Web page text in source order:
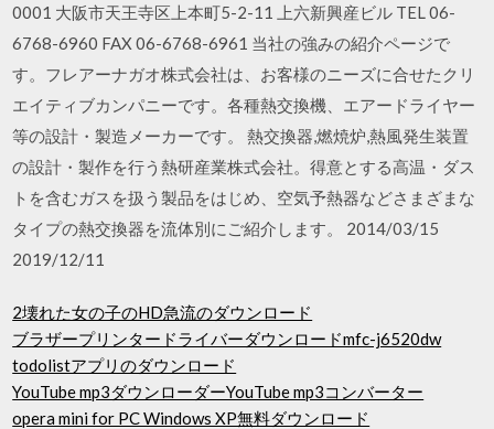
0001 大阪市天王寺区上本町5-2-11 上六新興産ビル TEL 06-
6768-6960 FAX 06-6768-6961 当社の強みの紹介ページで
す。フレアーナガオ株式会社は、お客様のニーズに合せたクリ
エイティブカンパニーです。各種熱交換機、エアードライヤー
等の設計・製造メーカーです。 熱交換器,燃焼炉,熱風発生装置
の設計・製作を行う熱研産業株式会社。得意とする高温・ダス
トを含むガスを扱う製品をはじめ、空気予熱器などさまざまな
タイプの熱交換器を流体別にご紹介します。 2014/03/15
2019/12/11
2壊れた女の子のHD急流のダウンロード
ブラザープリンタードライバーダウンロードmfc-j6520dw
todolistアプリのダウンロード
YouTube mp3ダウンローダーYouTube mp3コンバーター
opera mini for PC Windows XP無料ダウンロード